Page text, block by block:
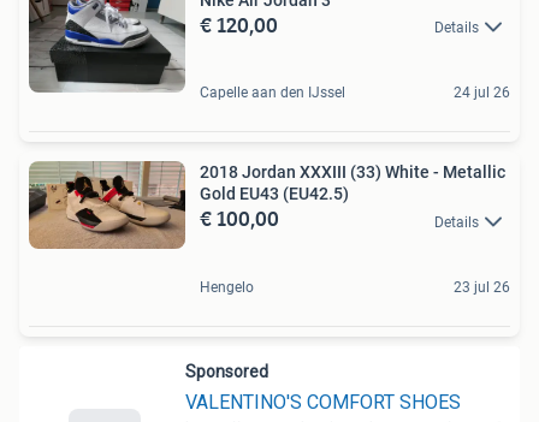
€ 120,00 Details
Capelle aan den IJssel 24 jul 26
2018 Jordan XXXIII (33) White - Metallic
Gold EU43 (EU42.5)
€ 100,00 Details
Hengelo 23 jul 26